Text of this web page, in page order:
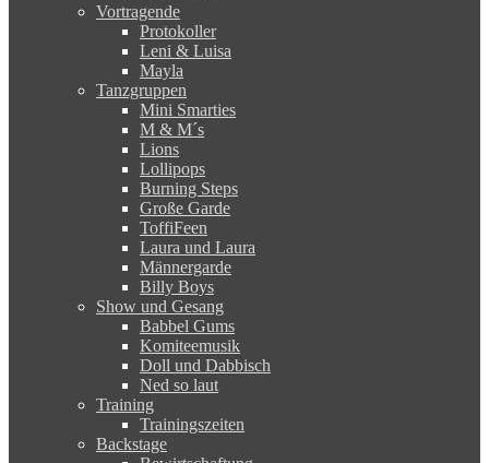
Komitee
Damenelfer
Herrenelfer
Vortragende
Protokoller
Leni & Luisa
Mayla
Tanzgruppen
Mini Smarties
M & M´s
Lions
Lollipops
Burning Steps
Große Garde
ToffiFeen
Laura und Laura
Männergarde
Billy Boys
Show und Gesang
Babbel Gums
Komiteemusik
Doll und Dabbisch
Ned so laut